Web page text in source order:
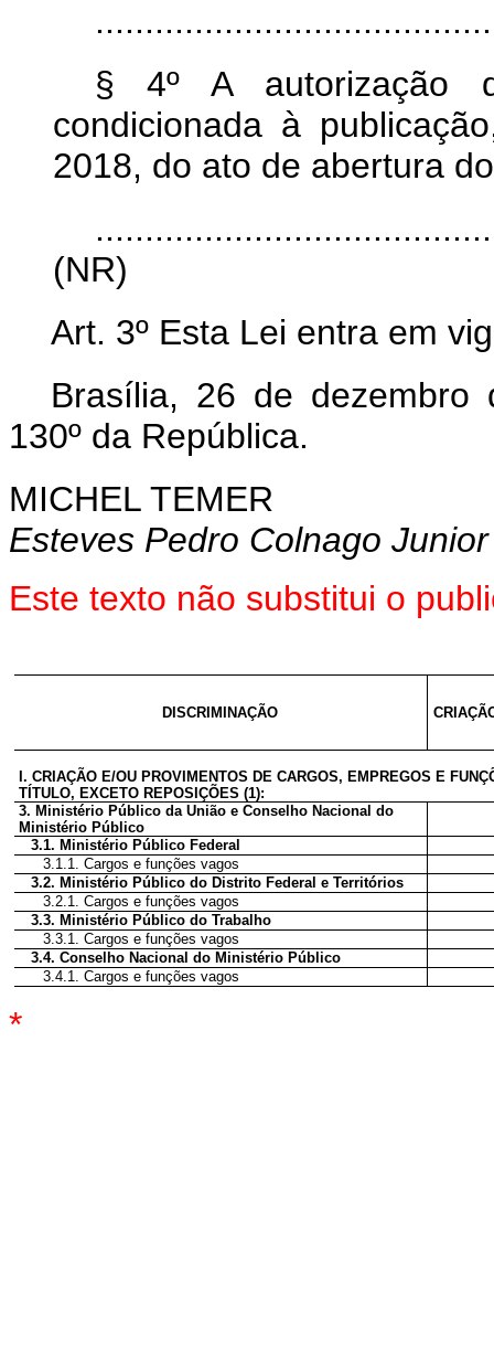
§ 4º A autorização
condicionada à
2018, do ato de abertura
(NR)
Art. 3º Esta Lei entra em
Brasília, 26 de dezembro
130º da República.
MICHEL TEMER
Esteves Pedro Colnago Junior
Este texto não substitui o
DISCRIMINAÇÃO
I. CRIAÇÃO E/OU PROVIMENTOS DE CARGOS, EMPREGOS E
TÍTULO, EXCETO REPOSIÇÕES (1):
3. Ministério Público da União e Conselho Nacional do
Ministério Público
3.1. Ministério Público Federal
3.1.1. Cargos e funções vagos
3.2. Ministério Público do Distrito Federal e Territórios
3.2.1. Cargos e funções vagos
3.3. Ministério Público do Trabalho
3.3.1. Cargos e funções vagos
3.4. Conselho Nacional do Ministério Público
3.4.1. Cargos e funções vagos
*